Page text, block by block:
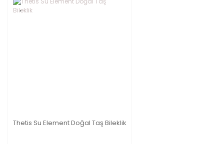
Thetis Su Element Doğal Taş Bileklik